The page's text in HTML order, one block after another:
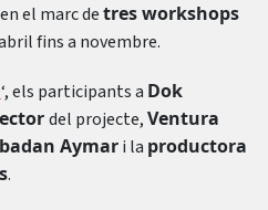
el marc detres workshops
fins a novembre.
‘, els participants a Dok
del projecte,Ventura
Aymari la productora
.